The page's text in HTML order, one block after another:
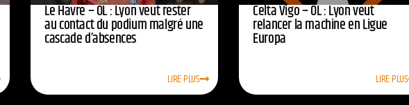
Le Havre – OL : Lyon veut rester
au contact du podium malgré une
cascade d’absences
LIRE PLUS
Celta Vigo – OL : Lyon veut
relancer la machine en Ligue
Europa
LIRE PLUS